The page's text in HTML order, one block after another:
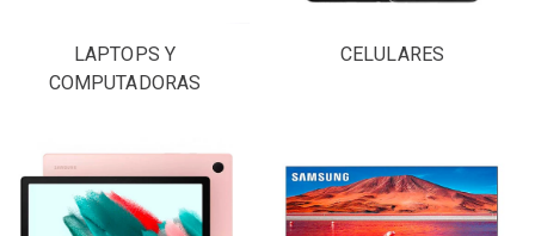
LAPTOPS Y
COMPUTADORAS
CELULARES